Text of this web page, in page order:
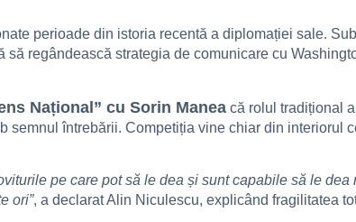
perioade din istoria recentă a diplomației sale.
regândească strategia de comunicare cu
Național” cu Sorin Manea că rolul tradițional
semnul întrebării. Competiția vine chiar din interiorul
pe care pot să le dea și sunt capabile să le
ori”, a declarat Alin Niculescu, explicând fragilitatea